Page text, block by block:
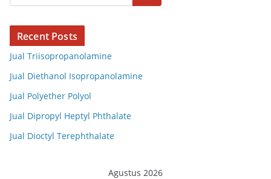
Recent Posts
Jual Triisopropanolamine
Jual Diethanol Isopropanolamine
Jual Polyether Polyol
Jual Dipropyl Heptyl Phthalate
Jual Dioctyl Terephthalate
Agustus 2026